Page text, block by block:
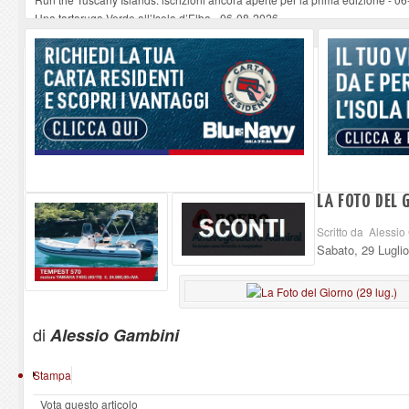
Una tartaruga Verde all’Isola d’Elba-06-08-2026
Furgone in fiamme a Capoliveri, illeso il conducente-06-08-2026
Campo: chiusura della biblioteca comunale in occasione del Santo Patrono
A Carpani si apre la Festa di Liberazione: il programma della prima serata-
LA FOTO DEL
Scritto da Alessio
Sabato, 29
di Alessio Gambini
Stampa
Vota questo articolo